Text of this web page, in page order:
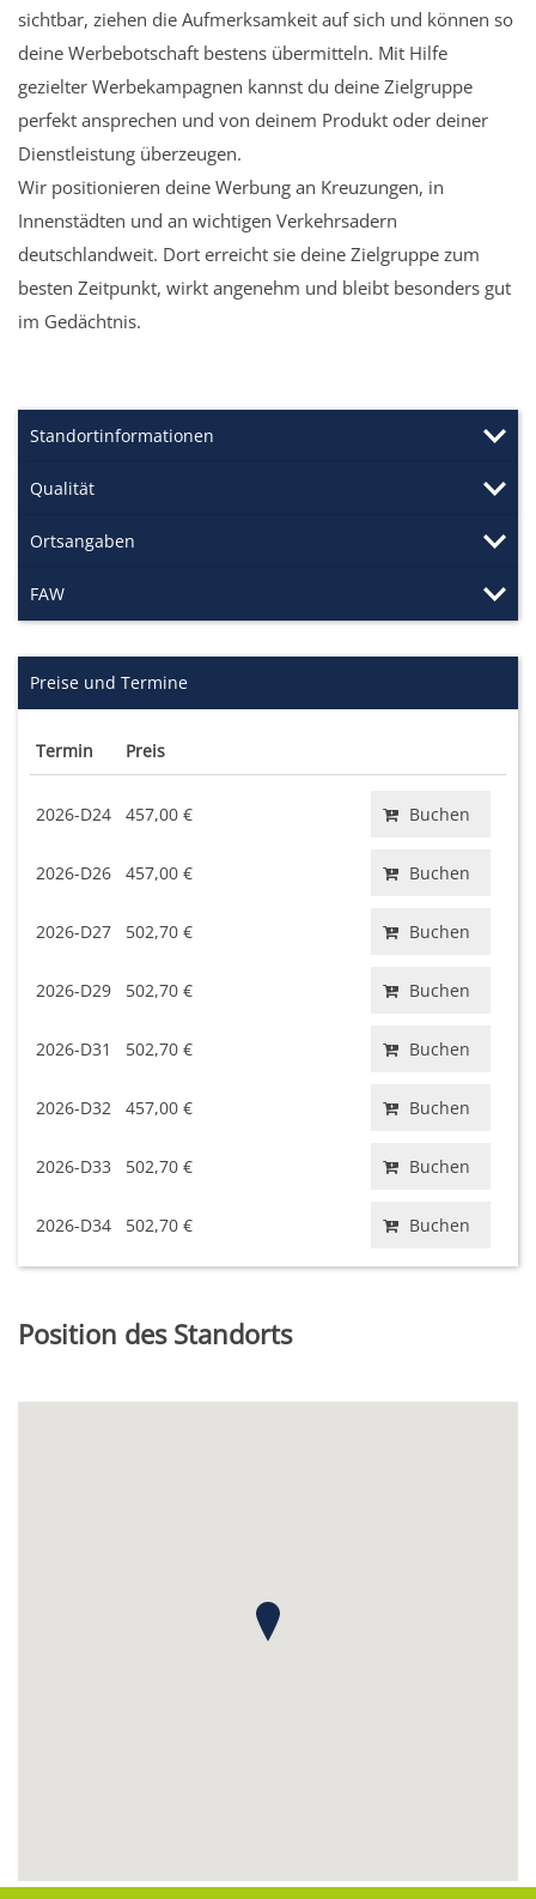
sichtbar, ziehen die Aufmerksamkeit auf sich und können so
deine Werbebotschaft bestens übermitteln. Mit Hilfe
gezielter Werbekampagnen kannst du deine Zielgruppe
perfekt ansprechen und von deinem Produkt oder deiner
Dienstleistung überzeugen.
Wir positionieren deine Werbung an Kreuzungen, in
Innenstädten und an wichtigen Verkehrsadern
deutschlandweit. Dort erreicht sie deine Zielgruppe zum
besten Zeitpunkt, wirkt angenehm und bleibt besonders gut
im Gedächtnis.
Standortinformationen
Qualität
Ortsangaben
FAW
Preise und Termine
Termin Preis
2026-D24 457,00 € Buchen
2026-D26 457,00 € Buchen
2026-D27 502,70 € Buchen
2026-D29 502,70 € Buchen
2026-D31 502,70 € Buchen
2026-D32 457,00 € Buchen
2026-D33 502,70 € Buchen
2026-D34 502,70 € Buchen
Position des Standorts